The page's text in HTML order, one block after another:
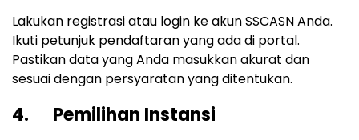
Lakukan registrasi atau login ke akun SSCASN Anda.
Ikuti petunjuk pendaftaran yang ada di portal.
Pastikan data yang Anda masukkan akurat dan
sesuai dengan persyaratan yang ditentukan.
4. Pemilihan Instansi